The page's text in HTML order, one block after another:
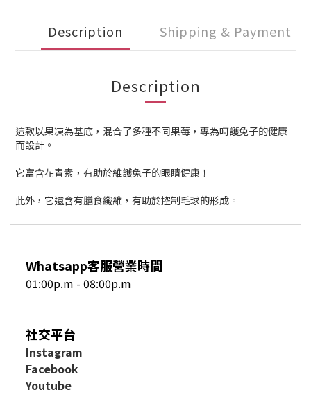
Description Shipping & Payment
Description
這款以果凍為基底，混合了多種不同果莓，專為呵護兔子的健康
而設計。
它富含花青素，有助於維護兔子的眼睛健康！
此外，它還含有膳食纖維，有助於控制毛球的形成。
Whatsapp客服營業時間
01:00p.m - 08:00p.m
社交平台
Instagram
Facebook
Youtube